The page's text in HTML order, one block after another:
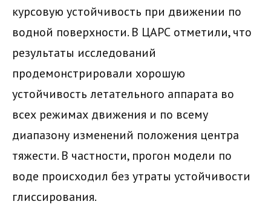
курсовую устойчивость при движении по
водной поверхности. В ЦАРС отметили, что
результаты исследований
продемонстрировали хорошую
устойчивость летательного аппарата во
всех режимах движения и по всему
диапазону изменений положения центра
тяжести. В частности, прогон модели по
воде происходил без утраты устойчивости
глиссирования.